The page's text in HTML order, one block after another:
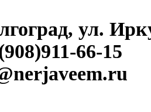
ул.
66-15